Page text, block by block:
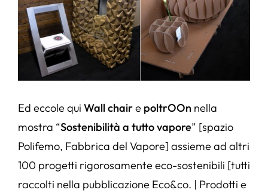
Ed eccole qui Wall chaire poltrOOn nella
mostra “Sostenibilità a tutto vapore” [spazio
Polifemo, Fabbrica del Vapore] assieme ad altri
100 progetti rigorosamente eco-sostenibili [tutti
raccolti nella pubblicazione Eco&co. | Prodotti e